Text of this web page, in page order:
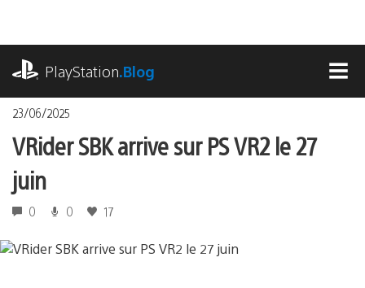
contenu
PlayStation.Blog
23/06/2025
VRider SBK arrive sur PS VR2 le 27
juin
0 0 17